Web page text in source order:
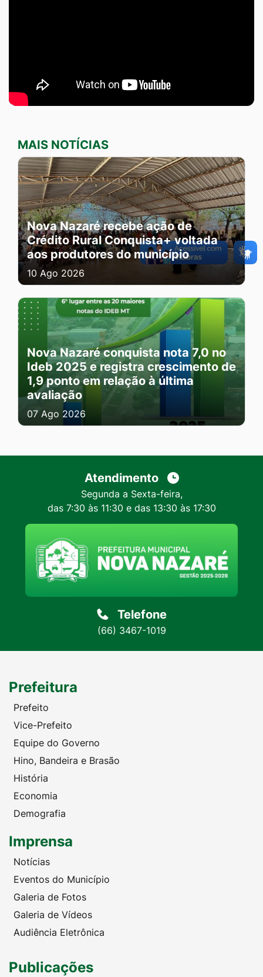
MAIS NOTÍCIAS
Nova Nazaré recebe ação de
Crédito Rural Conquista+ voltada
aos produtores do município
10 Ago 2026
Nova Nazaré conquista nota 7,0 no
Ideb 2025 e registra crescimento de
1,9 ponto em relação à última
avaliação
07 Ago 2026
Atendimento
Segunda a Sexta-feira,
das 7:30 às 11:30 e das 13:30 às 17:30
Telefone
(66) 3467-1019
Prefeitura
Prefeito
Vice-Prefeito
Equipe do Governo
Hino, Bandeira e Brasão
História
Economia
Demografia
Imprensa
Notícias
Eventos do Município
Galeria de Fotos
Galeria de Vídeos
Audiência Eletrônica
Publicações